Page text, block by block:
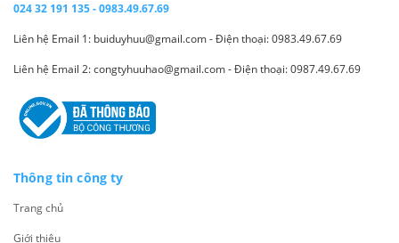
024 32 191 135 - 0983.49.67.69
Liên hệ Email 1: buiduyhuu@gmail.com - Điện thoại: 0983.49.67.69
Liên hệ Email 2: congtyhuuhao@gmail.com - Điện thoại: 0987.49.67.69
Thông tin công ty
Trang chủ
Giới thiệu